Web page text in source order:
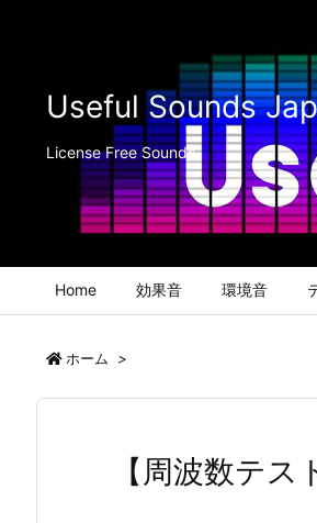
Useful Sounds
License Free Sounds
Home 効果音 環境音
ホーム >
【周波数テ